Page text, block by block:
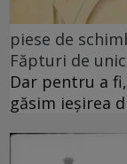
piese de
Făpturi de
Dar pentru a
găsim ieșirea